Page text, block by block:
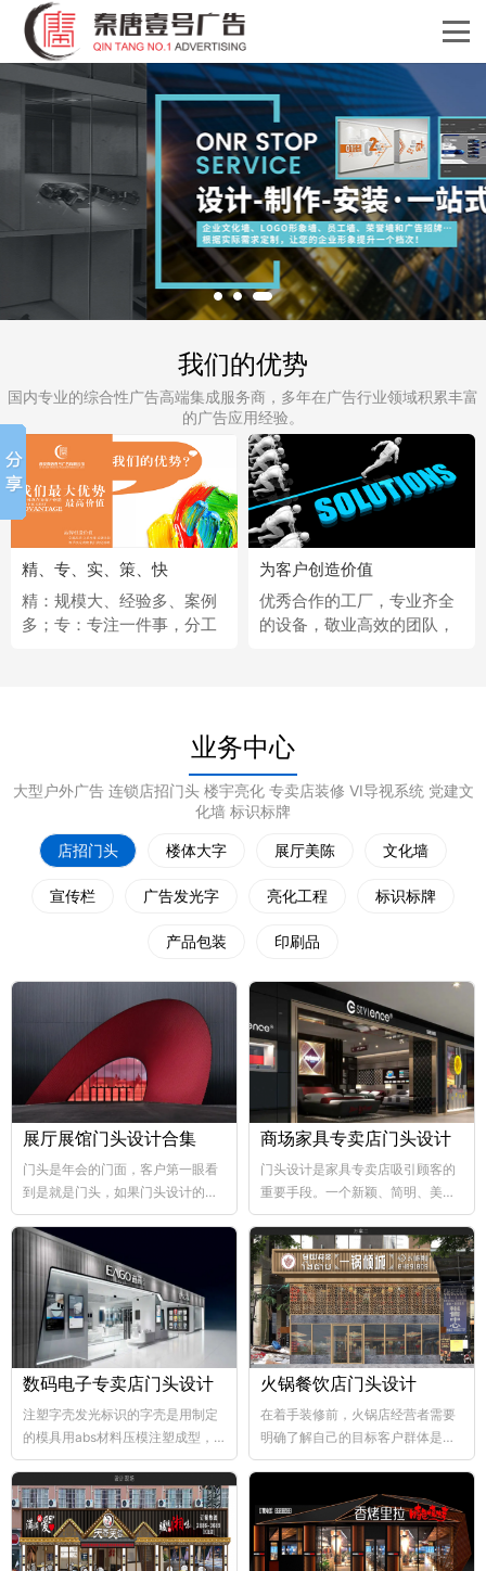
我们的优势
国内专业的综合性广告高端集成服务商，多年在广告行业领域积累丰富
的广告应用经验。
精、专、实、策、快
精：规模大、经验多、案例
多；专：专注一件事，分工
为客户创造价值
优秀合作的工厂，专业齐全
的设备，敬业高效的团队，
业务中心
大型户外广告 连锁店招门头 楼宇亮化 专卖店装修 VI导视系统 党建文
化墙 标识标牌
店招门头 楼体大字 展厅美陈 文化墙
宣传栏 广告发光字 亮化工程 标识标牌
产品包装 印刷品
展厅展馆门头设计合集
门头是年会的门面，客户第一眼看
到是就是门头，如果门头设计的比
较好，那年会也向...
商场家具专卖店门头设计
门头设计是家具专卖店吸引顾客的
重要手段。一个新颖、简明、美观
大方的门...
数码电子专卖店门头设计
注塑字壳发光标识的字壳是用制定
的模具用abs材料压模注塑成型，
abs韧性好、不易破碎...
火锅餐饮店门头设计
在着手装修前，火锅店经营者需要
明确了解自己的目标客户群体是哪
个层次，这样...